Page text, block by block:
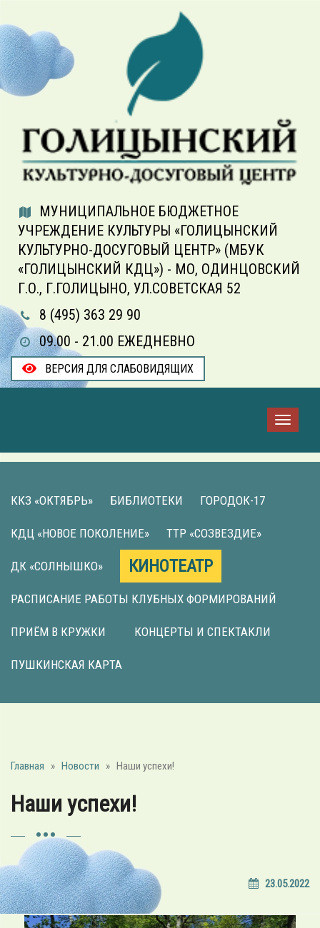
МУНИЦИПАЛЬНОЕ БЮДЖЕТНОЕ
УЧРЕЖДЕНИЕ КУЛЬТУРЫ «ГОЛИЦЫНСКИЙ
КУЛЬТУРНО-ДОСУГОВЫЙ ЦЕНТР» (МБУК
«ГОЛИЦЫНСКИЙ КДЦ») - МО, ОДИНЦОВСКИЙ
Г.О., Г.ГОЛИЦЫНО, УЛ.СОВЕТСКАЯ 52
8 (495) 363 29 90
09.00 - 21.00 ЕЖЕДНЕВНО
ВЕРСИЯ ДЛЯ СЛАБОВИДЯЩИХ
ККЗ «ОКТЯБРЬ» БИБЛИОТЕКИ ГОРОДОК-17
КДЦ «НОВОЕ ПОКОЛЕНИЕ» ТТР «СОЗВЕЗДИЕ»
ДК «СОЛНЫШКО» КИНОТЕАТР
РАСПИСАНИЕ РАБОТЫ КЛУБНЫХ ФОРМИРОВАНИЙ
ПРИЁМ В КРУЖКИ КОНЦЕРТЫ И СПЕКТАКЛИ
ПУШКИНСКАЯ КАРТА
Главная » Новости » Наши успехи!
Наши успехи!
23.05.2022